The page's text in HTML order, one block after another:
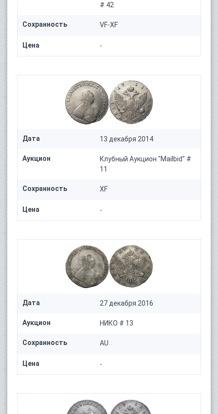
# 42
Сохранность VF-XF
Цена -
Дата 13 декабря 2014
Аукцион
Клубный Aукцион "Mailbid" #
11
Сохранность XF
Цена -
Дата 27 декабря 2016
Аукцион НИКО # 13
Сохранность AU
Цена -